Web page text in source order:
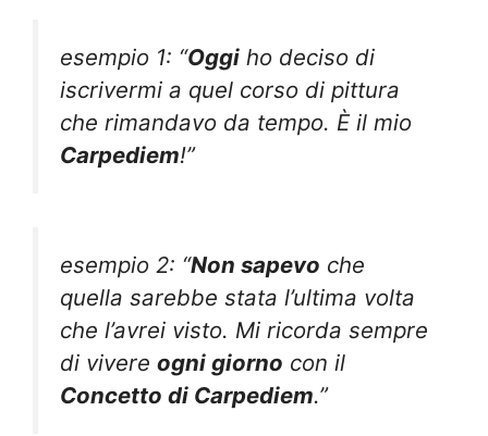
esempio 1: “Oggi ho deciso di
iscrivermi a quel corso di pittura
che rimandavo da tempo. È il mio
Carpediem!”
esempio 2: “Non sapevo che
quella sarebbe stata l’ultima volta
che l’avrei visto. Mi ricorda sempre
di vivere ogni giorno con il
Concetto di Carpediem.”